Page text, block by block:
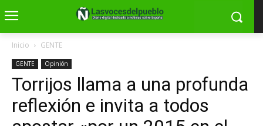
Inicio GENTE
GENTE Opinión
Torrijos llama a una profunda
reflexión e invita a todos